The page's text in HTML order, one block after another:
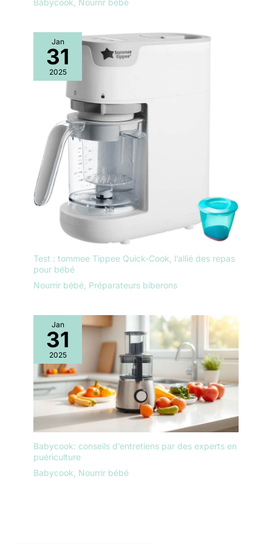
Babycook Nourrir bébé
Jan
31
2025
Test : tommee Tippee Quick-Cook, l’allié des repas
pour bébé
Nourrir bébé Préparateurs biberons
Jan
31
2025
Babycook: conseils d’entretiens par des experts en
puériculture
Babycook Nourrir bébé